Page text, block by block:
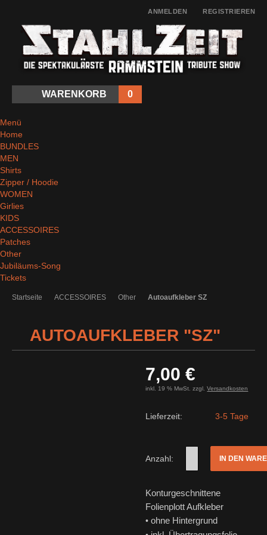
REGISTRIEREN
ANMELDEN
WARENKORB 0
Menü
Home
BUNDLES
MEN
Shirts
Zipper / Hoodie
WOMEN
Girlies
KIDS
ACCESSOIRES
Patches
Other
Jubiläums-Song
Tickets
Startseite ACCESSOIRES Other Autoaufkleber SZ
AUTOAUFKLEBER "SZ"
7,00 €
inkl. 19 % MwSt. zzgl.Versandkosten
Lieferzeit: 3-5 Tage
Anzahl: IN DEN
Konturgeschnittene
Folienplott Aufkleber
•ohne Hintergrund